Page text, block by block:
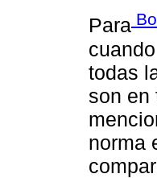
Para
todas
son en
norma